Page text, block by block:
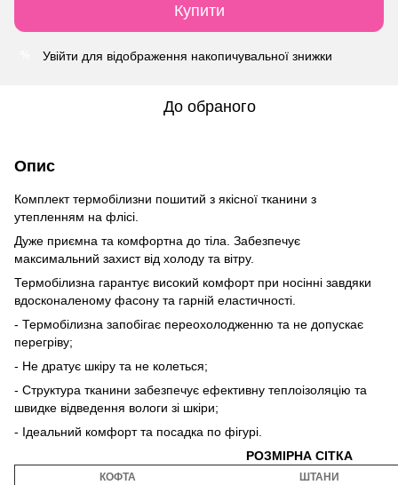
Купити
Увійти для відображення накопичувальної знижки
До обраного
Опис
Комплект термобілизни пошитий з якісної тканини з
утепленням на флісі.
Дуже приємна та комфортна до тіла. Забезпечує
максимальний захист від холоду та вітру.
Термобілизна гарантує високий комфорт при носінні завдяки
вдосконаленому фасону та гарній еластичності.
- Термобілизна запобігає переохолодженню та не допускає
перегріву;
- Не дратує шкіру та не колеться;
- Структура тканини забезпечує ефективну теплоізоляцію та
швидке відведення вологи зі шкіри;
- Ідеальний комфорт та посадка по фігурі.
РОЗМІРНА СІТКА
КОФТА ШТАНИ